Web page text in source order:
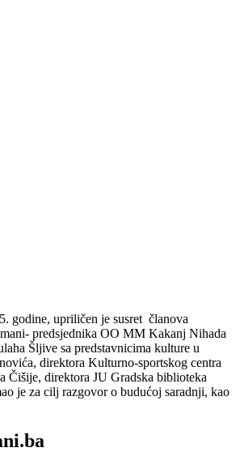
godine, upriličen je susret članova
predsjednika OO MM Kakanj Nihada
Šljive sa predstavnicima kulture u
direktora Kulturno-sportskog centra
Čišije, direktora JU Gradska biblioteka
je za cilj razgovor o budućoj saradnji, kao